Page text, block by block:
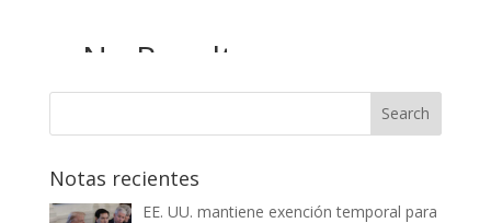
Notas recientes
EE. UU. mantiene exención temporal para